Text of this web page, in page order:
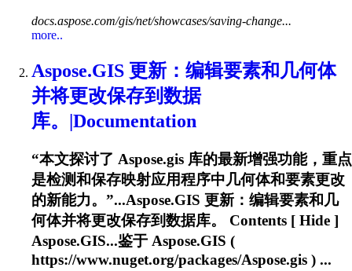
docs.aspose.com/gis/net/showcases/saving-change...
more..
Aspose.GIS 更新：编辑要素和几何体
并将更改保存到数据
库。|Documentation
“本文探讨了 Aspose.gis 库的最新增强功能，重点
是检测和保存映射应用程序中几何体和要素更改
的新能力。”...Aspose.GIS 更新：编辑要素和几
何体并将更改保存到数据库。 Contents [ Hide ]
Aspose.GIS...鉴于 Aspose.GIS (
https://www.nuget.org/packages/Aspose.gis ) ...